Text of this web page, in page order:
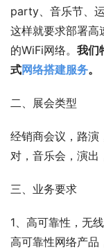
party、音乐节、
这样就要求部署高
的WiFi网络。 我们
式网络搭建服务。
二、展会类型
经销商会议，路演
对，音乐会，演出
三、业务要求
1、高可靠性，无
高可靠性网络产